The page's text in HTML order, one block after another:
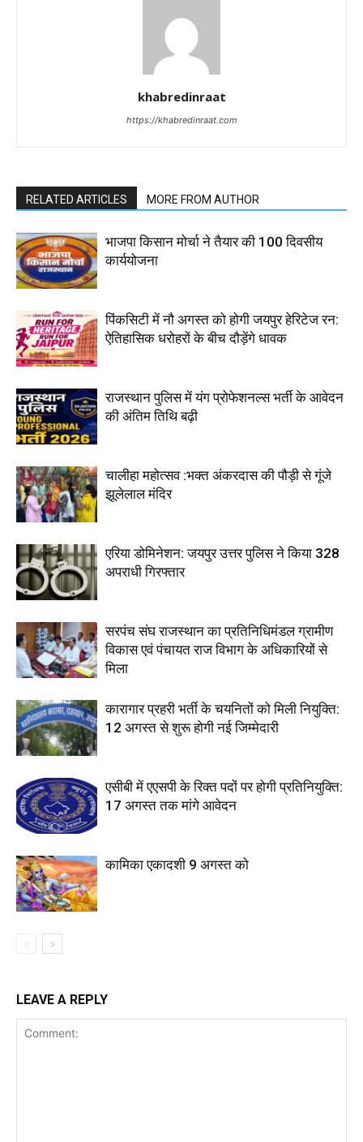
khabredinraat
https://khabredinraat.com
RELATED ARTICLES MORE FROM AUTHOR
भाजपा किसान मोर्चा ने तैयार की 100 दिवसीय
कार्ययोजना
पिंकसिटी में नौ अगस्त को होगी जयपुर हेरिटेज रन:
ऐतिहासिक धरोहरों के बीच दौड़ेंगे धावक
राजस्थान पुलिस में यंग प्रोफेशनल्स भर्ती के आवेदन
की अंतिम तिथि बढ़ी
चालीहा महोत्सव :भक्त अंकरदास की पौड़ी से गूंजे
झूलेलाल मंदिर
एरिया डोमिनेशन: जयपुर उत्तर पुलिस ने किया 328
अपराधी गिरफ्तार
सरपंच संघ राजस्थान का प्रतिनिधिमंडल ग्रामीण
विकास एवं पंचायत राज विभाग के अधिकारियों से
मिला
कारागार प्रहरी भर्ती के चयनितों को मिली नियुक्ति:
12 अगस्त से शुरू होगी नई जिम्मेदारी
एसीबी में एएसपी के रिक्त पदों पर होगी प्रतिनियुक्ति:
17 अगस्त तक मांगे आवेदन
कामिका एकादशी 9 अगस्त को
LEAVE A REPLY